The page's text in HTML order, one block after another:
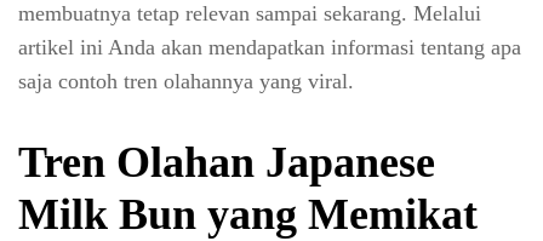
membuatnya tetap relevan sampai sekarang. Melalui
artikel ini Anda akan mendapatkan informasi tentang apa
saja contoh tren olahannya yang viral.
Tren Olahan Japanese
Milk Bun yang Memikat